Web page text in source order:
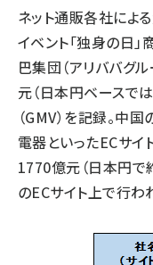
ネット通販各社によ
イベント「独身の日
巴集団（アリババグ
元（日本円ベースで
（GMV）を記録。中
電器といったECサイ
1770億元（日本円
のECサイト上で行わ